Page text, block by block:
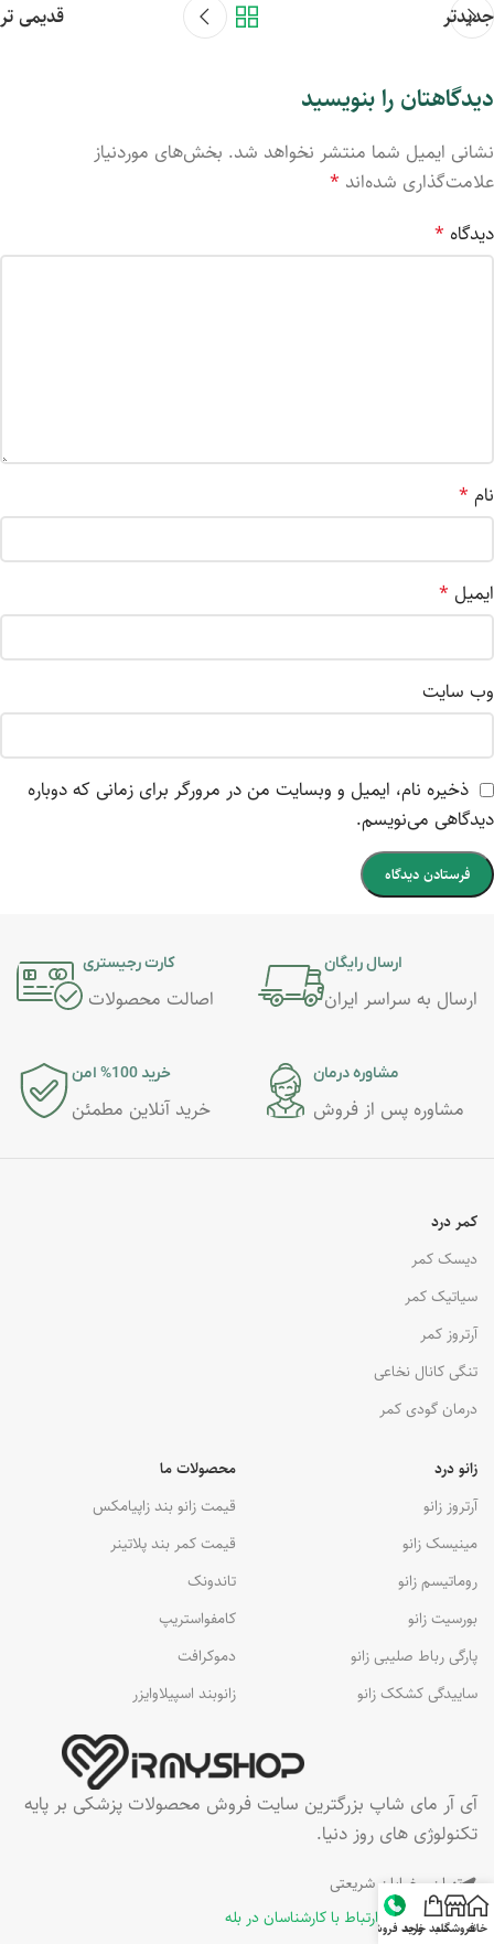
جدیدتر قدیمی تر
دیدگاهتان را بنویسید
نشانی ایمیل شما منتشر نخواهد شد. بخش‌های موردنیاز
علامت‌گذاری شده‌اند *
دیدگاه *
نام *
ایمیل *
وب‌ سایت
ذخیره نام، ایمیل و وبسایت من در مرورگر برای زمانی که دوباره
دیدگاهی می‌نویسم.
ارسال رایگان
ارسال به سراسر ایران
کارت رجیستری
اصالت محصولات
مشاوره درمان
مشاوره پس از فروش
خرید 100% امن
خرید آنلاین مطمئن
آی آر مای شاپ بزرگترین سایت فروش محصولات پزشکی بر پایه
تکنولوژی های روز دنیا.
تهران , خیابان شریعتی
ارتباط با کارشناسان در بله
محصولات ما
قیمت زانو بند زاپیامکس
قیمت کمر بند پلاتینر
تاندونک
کامفواستریپ
دموکرافت
زانوبند اسپیلاوایزر
زانو درد
آرتروز زانو
مینیسک زانو
روماتیسم زانو
بورسیت زانو
پارگی رباط صلیبی زانو
ساییدگی کشکک زانو
کمر درد
دیسک کمر
سیاتیک کمر
آرتروز کمر
تنگی کانال نخاعی
درمان گودی کمر
خانهفروشگاهسبد خریدواحد فروش